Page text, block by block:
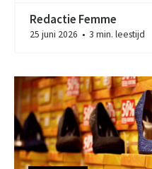
Redactie Femme
25 juni 2026 ● 3 min. leestijd